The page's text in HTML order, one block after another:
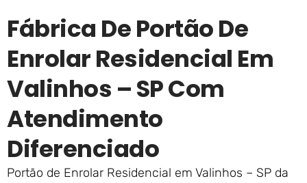
Fábrica De Portão De
Enrolar Residencial Em
Valinhos – SP Com
Atendimento
Diferenciado
Portão de Enrolar Residencial em Valinhos – SP da